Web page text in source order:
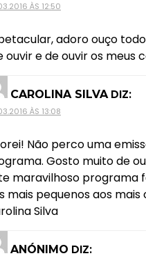
ÀS 12:50
adoro ouço
ouvir e de ouvir os meus
CAROLINA SILVA DIZ:
ÀS 13:08
Não perco uma
Gosto muito de
maravilhoso programa
mais pequenos aos
Silva
ANÓNIMO DIZ: